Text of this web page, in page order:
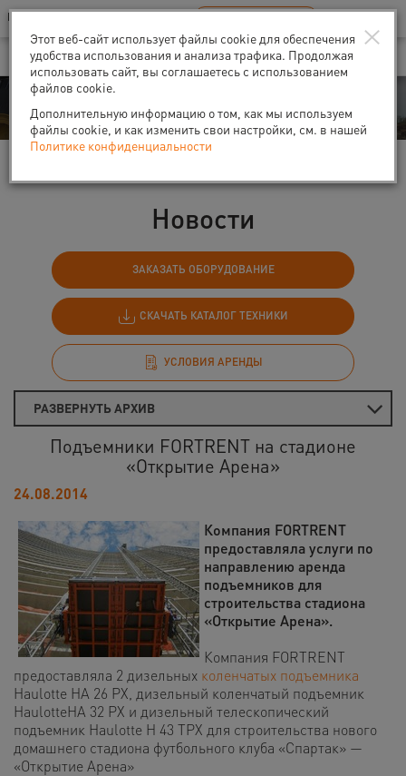
Ваш город:Санкт-Петербург
В Вашем регионе нет наших офисов RU EN
События
Новости
ЗАКАЗАТЬ ОБОРУДОВАНИЕ
СКАЧАТЬ КАТАЛОГ ТЕХНИКИ
УСЛОВИЯ АРЕНДЫ
РАЗВЕРНУТЬ АРХИВ
Подъемники FORTRENT на стадионе
«Открытие Арена»
24.08.2014
Компания FORTRENT
предоставляла услуги по
направлению аренда
подъемников для
строительства стадиона
«Открытие Арена».
Компания FORTRENT
предоставляла 2 дизельных коленчатых подъемника
Haulotte HA 26 PX, дизельный коленчатый подъемник
HaulotteHA 32 PX и дизельный телескопический
подъемник Haulotte H 43 TPX для строительства нового
домашнего стадиона футбольного клуба «Спартак» —
«Открытие Арена»
×
Этот веб-сайт использует файлы cookie для обеспечения
удобства использования и анализа трафика. Продолжая
использовать сайт, вы соглашаетесь с использованием
файлов cookie.
Дополнительную информацию о том, как мы используем
файлы cookie, и как изменить свои настройки, см. в нашей
Политике конфиденциальности